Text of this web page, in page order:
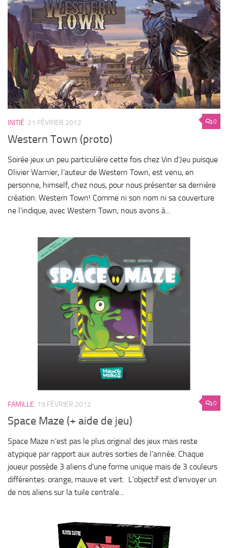
0
INITIÉ 21 FÉVRIER 2012
Western Town (proto)
Soirée jeux un peu particulière cette fois chez Vin d’Jeu puisque
Olivier Warnier, l’auteur de Western Town, est venu, en
personne, himself, chez nous, pour nous présenter sa dernière
création: Western Town! Comme ni son nom ni sa couverture
ne l’indique, avec Western Town, nous avons à...
0
FAMILLE 19 FÉVRIER 2012
Space Maze (+ aide de jeu)
Space Maze n’est pas le plus original des jeux mais reste
atypique par rapport aux autres sorties de l’année. Chaque
joueur possède 3 aliens d’une forme unique mais de 3 couleurs
différentes: orange, mauve et vert. L’objectif est d’envoyer un
de nos aliens sur la tuile centrale...